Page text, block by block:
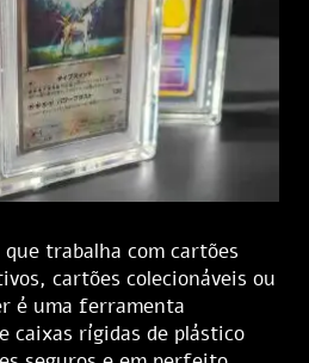
trabalha com cartões
cartões colecionáveis ou
é uma ferramenta
caixas rígidas de plástico